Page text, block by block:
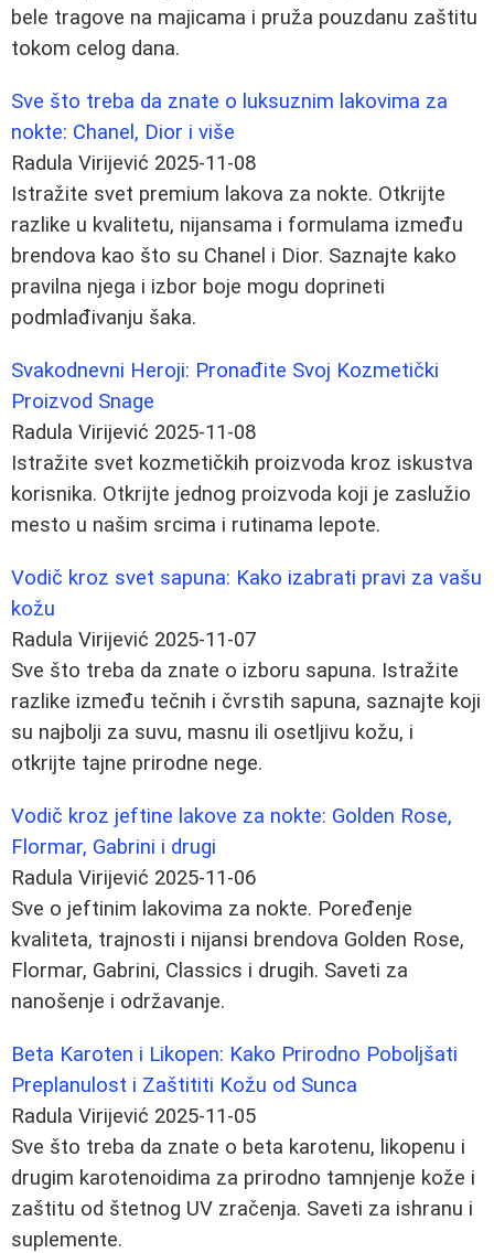
bele tragove na majicama i pruža pouzdanu zaštitu
tokom celog dana.
Sve što treba da znate o luksuznim lakovima za
nokte: Chanel, Dior i više
Radula Virijević 2025-11-08
Istražite svet premium lakova za nokte. Otkrijte
razlike u kvalitetu, nijansama i formulama između
brendova kao što su Chanel i Dior. Saznajte kako
pravilna njega i izbor boje mogu doprineti
podmlađivanju šaka.
Svakodnevni Heroji: Pronađite Svoj Kozmetički
Proizvod Snage
Radula Virijević 2025-11-08
Istražite svet kozmetičkih proizvoda kroz iskustva
korisnika. Otkrijte jednog proizvoda koji je zaslužio
mesto u našim srcima i rutinama lepote.
Vodič kroz svet sapuna: Kako izabrati pravi za vašu
kožu
Radula Virijević 2025-11-07
Sve što treba da znate o izboru sapuna. Istražite
razlike između tečnih i čvrstih sapuna, saznajte koji
su najbolji za suvu, masnu ili osetljivu kožu, i
otkrijte tajne prirodne nege.
Vodič kroz jeftine lakove za nokte: Golden Rose,
Flormar, Gabrini i drugi
Radula Virijević 2025-11-06
Sve o jeftinim lakovima za nokte. Poređenje
kvaliteta, trajnosti i nijansi brendova Golden Rose,
Flormar, Gabrini, Classics i drugih. Saveti za
nanošenje i održavanje.
Beta Karoten i Likopen: Kako Prirodno Poboljšati
Preplanulost i Zaštititi Kožu od Sunca
Radula Virijević 2025-11-05
Sve što treba da znate o beta karotenu, likopenu i
drugim karotenoidima za prirodno tamnjenje kože i
zaštitu od štetnog UV zračenja. Saveti za ishranu i
suplemente.